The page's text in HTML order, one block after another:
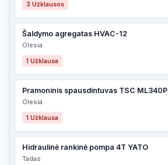
3 Užklausos
Šaldymo agregatas HVAC-12
Olesia
1 Užklausa
Pramoninis spausdintuvas TSC ML340P
Olesia
1 Užklausa
Hidraulinė rankinė pompa 4T YATO
Tadas